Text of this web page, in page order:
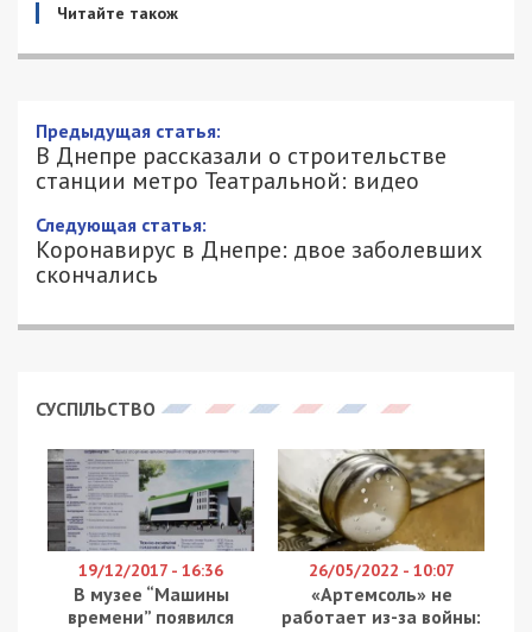
Читайте також
В Днепре рассказали о строительстве
станции метро Театральной: видео
5/08/2021 - 20:00
ПЕТРО ЩУКІН - СПЕЦИАЛЬНО ДЛЯ
49000.COM.UA
2416
Строительство метро стало одним из
интересное место. О том, как продвигается
телеканале ДніпроTV.
В правом тоннеле в сторону станции
Театральной уже совсем скоро будет сбойка с
уже действующим тоннелем 11 ствола. Скоро
начнут укрепление стенок. По словам
заместителя городского головы Днепра Михаила